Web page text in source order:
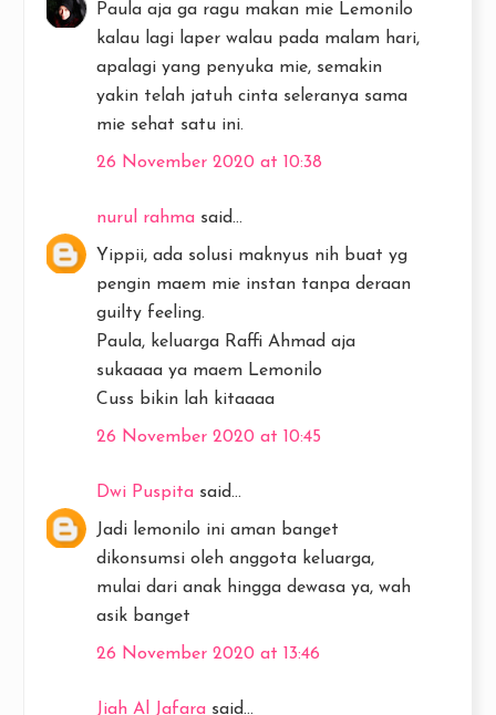
Paula aja ga ragu makan mie Lemonilo
kalau lagi laper walau pada malam hari,
apalagi yang penyuka mie, semakin
yakin telah jatuh cinta seleranya sama
mie sehat satu ini.
26 November 2020 at 10:38
nurul rahma said...
Yippii, ada solusi maknyus nih buat yg
pengin maem mie instan tanpa deraan
guilty feeling.
Paula, keluarga Raffi Ahmad aja
sukaaaa ya maem Lemonilo
Cuss bikin lah kitaaaa
26 November 2020 at 10:45
Dwi Puspita said...
Jadi lemonilo ini aman banget
dikonsumsi oleh anggota keluarga,
mulai dari anak hingga dewasa ya, wah
asik banget
26 November 2020 at 13:46
Jiah Al Jafara said...